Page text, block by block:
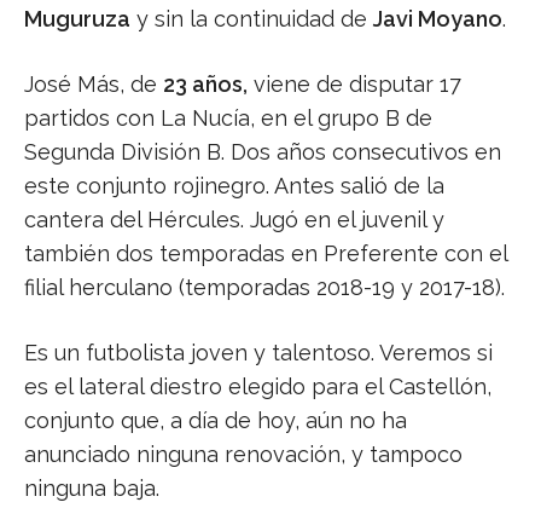
Muguruza y sin la continuidad de Javi Moyano.
José Más, de 23 años, viene de disputar 17
partidos con La Nucía, en el grupo B de
Segunda División B. Dos años consecutivos en
este conjunto rojinegro. Antes salió de la
cantera del Hércules. Jugó en el juvenil y
también dos temporadas en Preferente con el
filial herculano (temporadas 2018-19 y 2017-18).
Es un futbolista joven y talentoso. Veremos si
es el lateral diestro elegido para el Castellón,
conjunto que, a día de hoy, aún no ha
anunciado ninguna renovación, y tampoco
ninguna baja.